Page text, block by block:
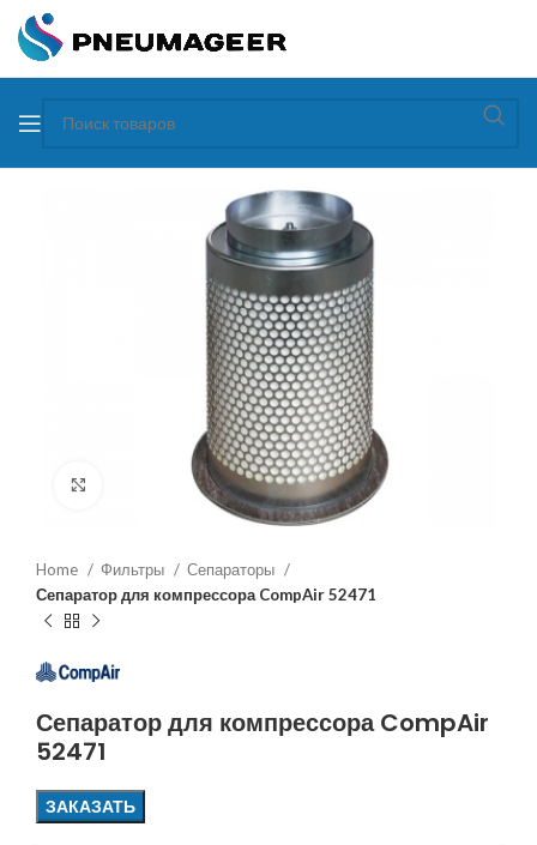
Home Фильтры
Сепараторы
Сепаратор для компрессора CompAir 52471
Сепаратор для компрессора CompAir
52471
ЗАКАЗАТЬ